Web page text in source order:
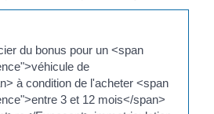
du bonus pour un <span
de
à condition de l'acheter <span
3 et 12 mois</span>